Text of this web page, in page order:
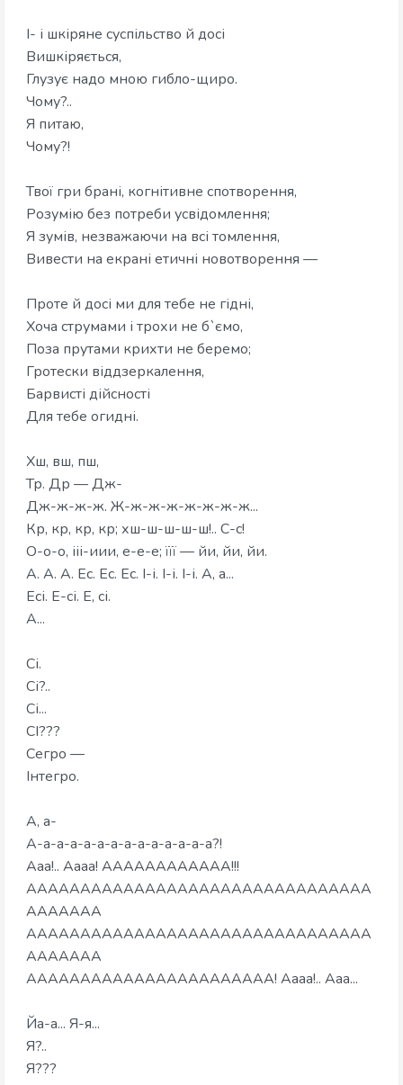
І- і шкіряне суспільство й досі
Вишкіряється,
Глузує надо мною гибло-щиро.
Чому?..
Я питаю,
Чому?!
Твої гри брані, когнітивне спотворення,
Розумію без потреби усвідомлення;
Я зумів, незважаючи на всі томлення,
Вивести на екрані етичні новотворення —
Проте й досі ми для тебе не гідні,
Хоча струмами і трохи не б`ємо,
Поза прутами крихти не беремо;
Гротески віддзеркалення,
Барвисті дійсності
Для тебе огидні.
Хш, вш, пш,
Тр. Др — Дж-
Дж-ж-ж-ж. Ж-ж-ж-ж-ж-ж-ж-ж...
Кр, кр, кр, кр; хш-ш-ш-ш-ш!.. С-с!
О-о-о, ііі-иии, е-е-е; їїї — йи, йи, йи.
А. А. А. Ес. Ес. Ес. І-і. І-і. І-і. А, а...
Есі. Е-сі. Е, сі.
А...
Сі.
Сі?..
Сі...
СІ???
Сегро —
Інтегро.
А, а-
А-а-а-а-а-а-а-а-а-а-а-а-а-а?!
Ааа!.. Аааа! АААААААААААА!!!
АААААААААААААААААААААААААААААААА
ААААААА
АААААААААААААААААААААААААААААААА
ААААААА
ААААААААААААААААААААААА! Аааа!.. Ааа...
Йа-а... Я-я...
Я?..
Я???